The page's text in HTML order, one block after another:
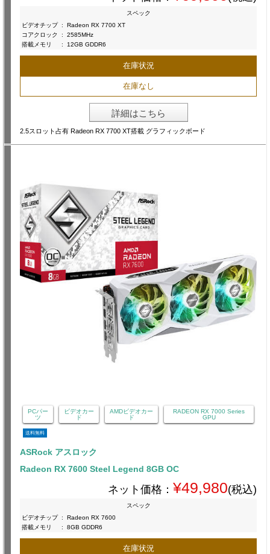
スペック
ビデオチップ :
Radeon RX 7700 XT
コアクロック
:
2585MHz
搭載メモリ
: 12GB GDDR6
在庫状況
在庫なし
詳細はこちら
2.5スロット占有 Radeon RX 7700 XT搭載 グラフィックボード
PCパー
ツ
ビデオカー
ド
AMDビデオカー
ド
RADEON RX 7000 Series
GPU
送料無料
ASRock アスロック
Radeon RX 7600 Steel Legend 8GB OC
ネット価格： ¥49,980(税込)
スペック
ビデオチップ :
Radeon RX 7600
搭載メモリ
: 8GB GDDR6
在庫状況